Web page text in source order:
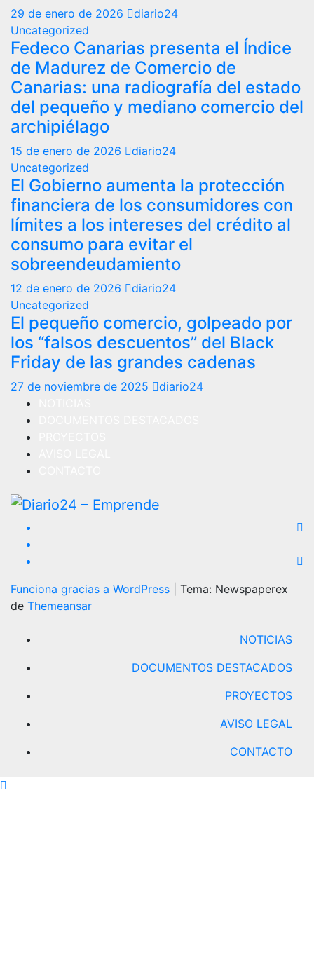
29 de enero de 2026
diario24
Uncategorized
Fedeco Canarias presenta el Índice
de Madurez de Comercio de
Canarias: una radiografía del estado
del pequeño y mediano comercio del
archipiélago
15 de enero de 2026
diario24
Uncategorized
El Gobierno aumenta la protección
financiera de los consumidores con
límites a los intereses del crédito al
consumo para evitar el
sobreendeudamiento
12 de enero de 2026
diario24
Uncategorized
El pequeño comercio, golpeado por
los “falsos descuentos” del Black
Friday de las grandes cadenas
27 de noviembre de 2025
diario24
Funciona gracias a WordPress
Tema: Newspaperex
de Themeansar
NOTICIAS
DOCUMENTOS DESTACADOS
PROYECTOS
AVISO LEGAL
CONTACTO